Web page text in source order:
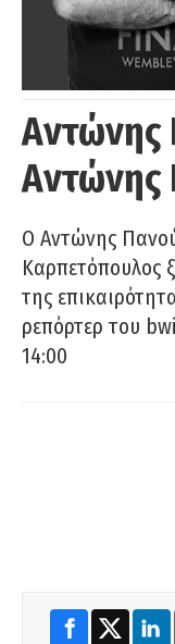
Αντώνης
Αντώνης
Ο Αντώνης
Καρπετόπουλος
της
ρεπόρτερ του
14:00